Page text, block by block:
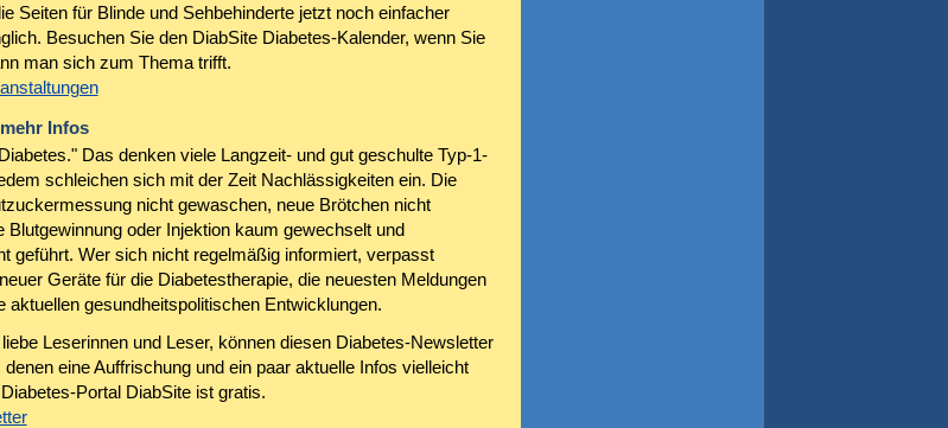
Seiten für Blinde und Sehbehinderte jetzt noch einfacher
Besuchen Sie den DiabSite Diabetes-Kalender, wenn Sie
man sich zum Thema trifft.
Infos
Das denken viele Langzeit- und gut geschulte Typ-1-
schleichen sich mit der Zeit Nachlässigkeiten ein. Die
nicht gewaschen, neue Brötchen nicht
Blutgewinnung oder Injektion kaum gewechselt und
geführt. Wer sich nicht regelmäßig informiert, verpasst
Geräte für die Diabetestherapie, die neuesten Meldungen
aktuellen gesundheitspolitischen Entwicklungen.
Leserinnen und Leser, können diesen Diabetes-Newsletter
eine Auffrischung und ein paar aktuelle Infos vielleicht
Portal DiabSite ist gratis.